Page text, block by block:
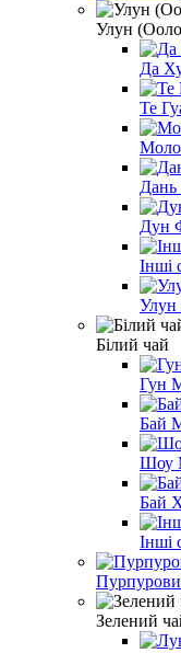
Улун
Да
Те
Дун
Інші
Улун
Білий чай
Гун
Бай
Шоу
Бай
Інші
Зелений